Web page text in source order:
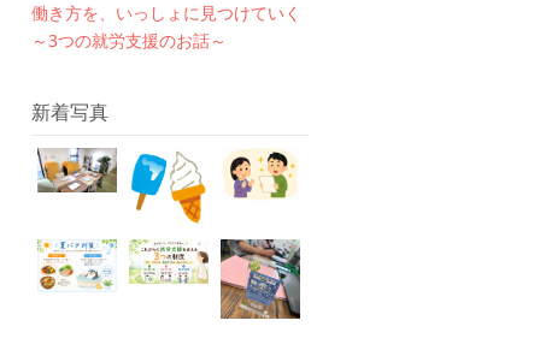
働き方を、いっしょに見つけていく
～3つの就労支援のお話～
新着写真